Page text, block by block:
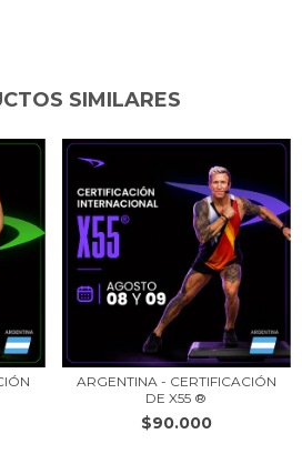
SIMILARES
ARGENTINA - CERTIFICACIÓN
DE X55 ®
$90.000